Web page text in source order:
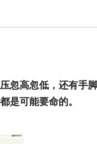
忽高忽低，还有手
是可能要命的。